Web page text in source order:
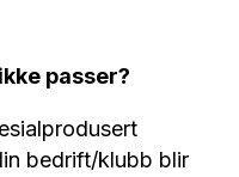
passer?
bedrift/klubb blir